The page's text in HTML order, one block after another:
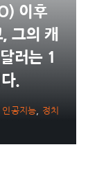
이후
그의 캐
러는 1
.
인공지능 정치